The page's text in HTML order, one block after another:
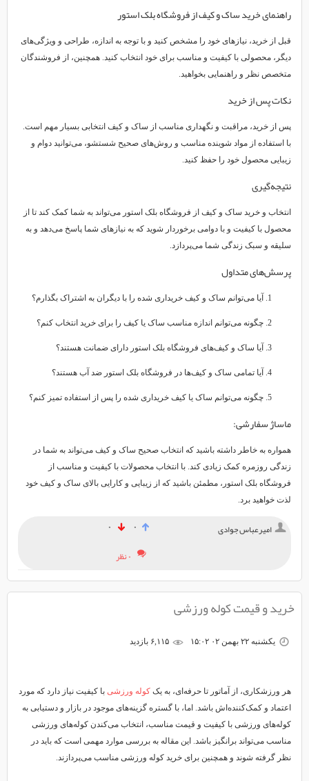
راهنمای خرید ساک و کیف از فروشگاه بلک استور
قبل از خرید، نیازهای خود را مشخص کنید و با توجه به اندازه، طراحی و ویژگی‌های
دیگر، محصولی با کیفیت و مناسب برای خود انتخاب کنید. همچنین، از فروشندگان
متخصص نظر و راهنمایی بخواهید.
نکات پس از خرید
پس از خرید، مراقبت و نگهداری مناسب از ساک و کیف انتخابی بسیار مهم است.
با استفاده از مواد شوینده مناسب و روش‌های صحیح شستشو، می‌توانید دوام و
زیبایی محصول خود را حفظ کنید.
نتیجه‌گیری
انتخاب و خرید ساک و کیف از فروشگاه بلک استور می‌تواند به شما کمک کند تا از
محصول با کیفیت و با دوامی برخوردار شوید که به نیازهای شما پاسخ می‌دهد و به
سلیقه و سبک زندگی شما می‌پردازد.
پرسش‌های متداول
آیا می‌توانم ساک و کیف خریداری شده را با دیگران به اشتراک بگذارم؟
چگونه می‌توانم اندازه مناسب ساک یا کیف را برای خرید انتخاب کنم؟
آیا ساک و کیف‌های فروشگاه بلک استور دارای ضمانت هستند؟
آیا تمامی ساک و کیف‌ها در فروشگاه بلک استور ضد آب هستند؟
چگونه می‌توانم ساک یا کیف خریداری شده را پس از استفاده تمیز کنم؟
ماساژ سفارشی:
همواره به خاطر داشته باشید که انتخاب صحیح ساک و کیف می‌تواند به شما در
زندگی روزمره کمک زیادی کند. با انتخاب محصولات با کیفیت و مناسب از
فروشگاه بلک استور، مطمئن باشید که از زیبایی و کارایی بالای ساک و کیف خود
لذت خواهید برد.
امیرعباس جوادی ۰
۰
۰ نظر
خرید و قیمت کوله ورزشی
یکشنبه ۲۲ بهمن ۰۲ ۱۵:۰۲
هر ورزشکاری، از آماتور تا حرفه‌ای، به یک کوله ورزشی با کیفیت نیاز دارد که مورد
اعتماد و کمک‌کننده‌اش باشد. اما، با گستره گزینه‌های موجود در بازار و دستیابی به
کوله‌های ورزشی با کیفیت و قیمت مناسب، انتخاب می‌کندن کوله‌های ورزشی
مناسب می‌تواند برانگیز باشد. این مقاله به بررسی موارد مهمی است که باید در
نظر گرفته شوند و همچنین برای خرید کوله ورزشی مناسب می‌پردازند.